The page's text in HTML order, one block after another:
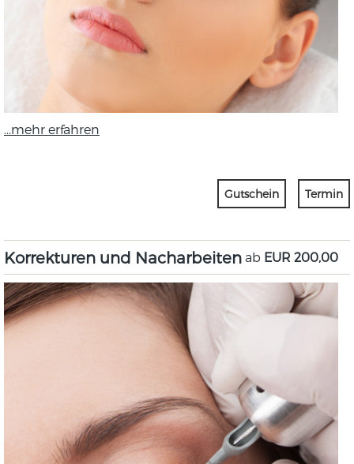
...mehr erfahren
Gutschein Termin
Korrekturen und Nacharbeiten ab EUR 200,00